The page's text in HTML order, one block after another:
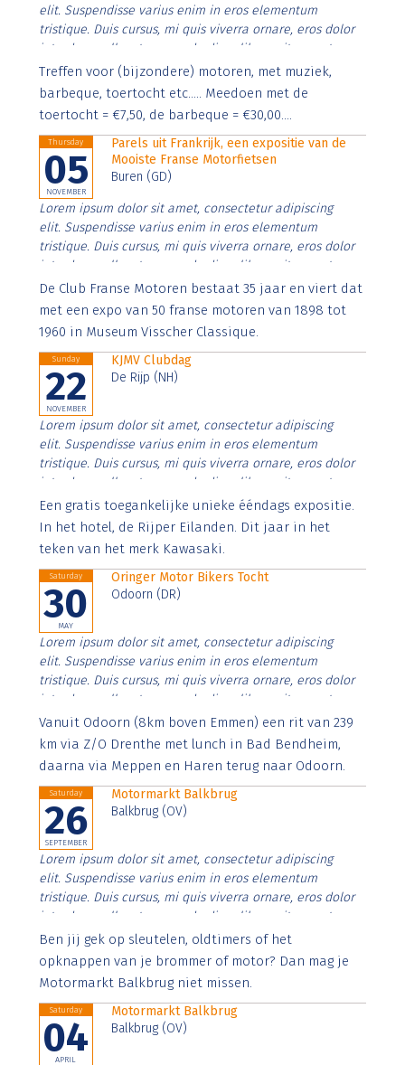
elit. Suspendisse varius enim in eros elementum
tristique. Duis cursus, mi quis viverra ornare, eros dolor
interdum nulla, ut commodo diam libero vitae erat.
Aenean faucibus nibh et justo cursus id rutrum lorem
imperdiet. Nunc ut sem vitae risus tristique posuere.
Treffen voor (bijzondere) motoren, met muziek,
barbeque, toertocht etc..... Meedoen met de
toertocht = €7,50, de barbeque = €30,00....
Thursday
05
NOVEMBER
Parels uit Frankrijk, een expositie van de
Mooiste Franse Motorfietsen
Buren (GD)
Lorem ipsum dolor sit amet, consectetur adipiscing
elit. Suspendisse varius enim in eros elementum
tristique. Duis cursus, mi quis viverra ornare, eros dolor
interdum nulla, ut commodo diam libero vitae erat.
Aenean faucibus nibh et justo cursus id rutrum lorem
imperdiet. Nunc ut sem vitae risus tristique posuere.
De Club Franse Motoren bestaat 35 jaar en viert dat
met een expo van 50 franse motoren van 1898 tot
1960 in Museum Visscher Classique.
Sunday
22
NOVEMBER
KJMV Clubdag
De Rijp (NH)
Lorem ipsum dolor sit amet, consectetur adipiscing
elit. Suspendisse varius enim in eros elementum
tristique. Duis cursus, mi quis viverra ornare, eros dolor
interdum nulla, ut commodo diam libero vitae erat.
Aenean faucibus nibh et justo cursus id rutrum lorem
imperdiet. Nunc ut sem vitae risus tristique posuere.
Een gratis toegankelijke unieke ééndags expositie.
In het hotel, de Rijper Eilanden. Dit jaar in het
teken van het merk Kawasaki.
Saturday
30
MAY
Oringer Motor Bikers Tocht
Odoorn (DR)
Lorem ipsum dolor sit amet, consectetur adipiscing
elit. Suspendisse varius enim in eros elementum
tristique. Duis cursus, mi quis viverra ornare, eros dolor
interdum nulla, ut commodo diam libero vitae erat.
Aenean faucibus nibh et justo cursus id rutrum lorem
imperdiet. Nunc ut sem vitae risus tristique posuere.
Vanuit Odoorn (8km boven Emmen) een rit van 239
km via Z/O Drenthe met lunch in Bad Bendheim,
daarna via Meppen en Haren terug naar Odoorn.
Saturday
26
SEPTEMBER
Motormarkt Balkbrug
Balkbrug (OV)
Lorem ipsum dolor sit amet, consectetur adipiscing
elit. Suspendisse varius enim in eros elementum
tristique. Duis cursus, mi quis viverra ornare, eros dolor
interdum nulla, ut commodo diam libero vitae erat.
Aenean faucibus nibh et justo cursus id rutrum lorem
imperdiet. Nunc ut sem vitae risus tristique posuere.
Ben jij gek op sleutelen, oldtimers of het
opknappen van je brommer of motor? Dan mag je
Motormarkt Balkbrug niet missen.
Saturday
04
APRIL
Motormarkt Balkbrug
Balkbrug (OV)